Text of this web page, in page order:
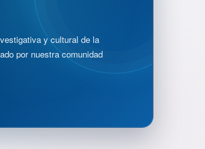
y cultural de la
por nuestra comunidad